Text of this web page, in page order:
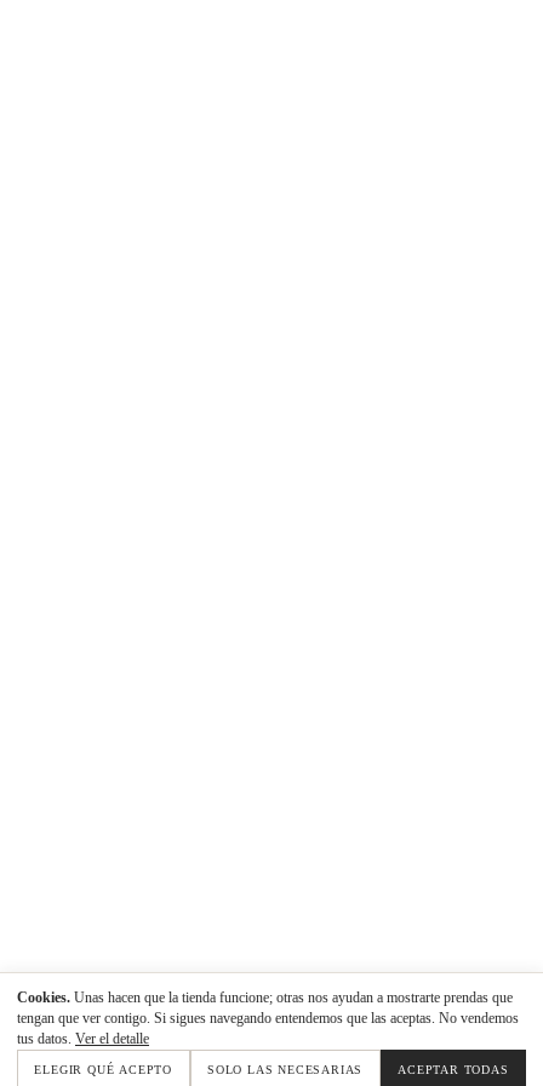
Cookies. Unas hacen que la tienda funcione; otras nos ayudan a mostrarte prendas que
tengan que ver contigo. Si sigues navegando entendemos que las aceptas. No vendemos
tus datos. Ver el detalle
ELEGIR QUÉ ACEPTO SOLO LAS NECESARIAS ACEPTAR TODAS